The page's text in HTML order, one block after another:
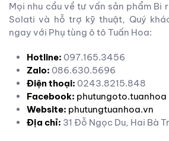
Mọi nhu cầu về tư vấn sản phẩm Bi
Solati và hỗ trợ kỹ thuật, Quý
ngay với Phụ tùng ô tô Tuấn Hoa:
Hotline: 097.165.3456
Zalo: 086.630.5696
Điện thoại: 0243.8215.848
Facebook: phutungoto.tuanhoa
Website: phutungtuanhoa.vn
Địa chỉ: 31 Đỗ Ngọc Du, Hai Bà